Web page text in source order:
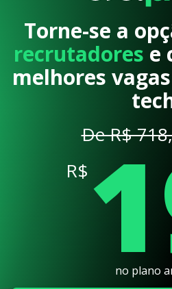
Torne-se a
recrutadores e
melhores
De R$
R$
no plano